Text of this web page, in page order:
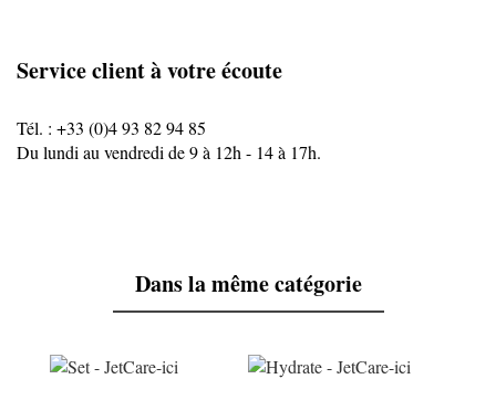
Service client à votre écoute
Tél. : +33 (0)4 93 82 94 85
Du lundi au vendredi de 9 à 12h - 14 à 17h.
Dans la même catégorie